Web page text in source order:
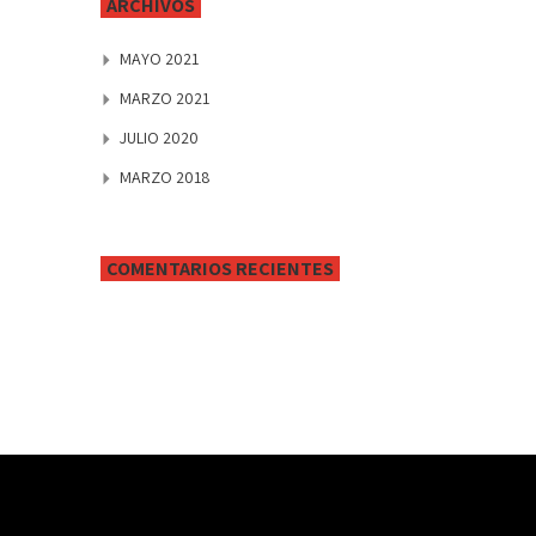
ARCHIVOS
MAYO 2021
MARZO 2021
JULIO 2020
MARZO 2018
COMENTARIOS RECIENTES